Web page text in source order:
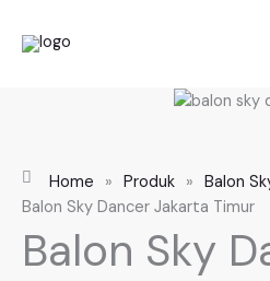
Home » Produk » Balon
Balon Sky Dancer Jakarta Timur
Balon Sky